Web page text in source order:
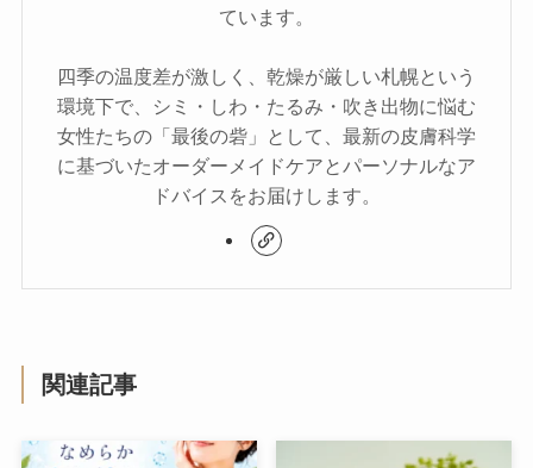
ています。
四季の温度差が激しく、乾燥が厳しい札幌という
環境下で、シミ・しわ・たるみ・吹き出物に悩む
女性たちの「最後の砦」として、最新の皮膚科学
に基づいたオーダーメイドケアとパーソナルなア
ドバイスをお届けします。
関連記事